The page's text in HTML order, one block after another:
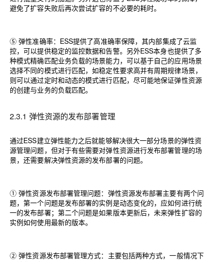
避免了扩容失败后再次尝试扩容的不必要的耗时。
⑤ 弹性准确率： ESS提供了高准确率保障，其内部集成了云监
控，可以提供稳定的监控数据和告警。另外ESS本身也提供了多
种模式精确匹配业务负载的场景能力，可以基于自己的应用场景
选择不同的模式进行匹配，如稳定性要求高并有周期规律场景，
则可以通过定时和动态的模式进行匹配，尽可能地保证弹性资源
的创建与业务的负载匹配。
2.3.1 弹性资源的发布部署管理
通过ESS建立弹性能力之后就能够解决很大一部分场景的弹性资
源管理问题，但对于有些需要对弹性资源进行发布部署管理的场
景，还需要解决弹性资源的发布部署的问题。
① 弹性资源发布部署管理问题：弹性资源发布部署主要有两个问
题，第一个问题是发布部署的实例是动态变化的，应如何进行统
一的发布部署；第二个问题是如果版本更新后，未来弹性扩容的
实例如何使用最新的版本。
② 弹性资源发布部署管理方式：主要包括两种方式，一般情况下